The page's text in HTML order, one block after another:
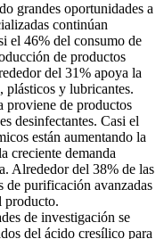
grandes oportunidades a
continúan
el 46% del consumo de
de productos
del 31% apoya la
plásticos y lubricantes.
proviene de productos
desinfectantes. Casi el
están aumentando la
creciente demanda
Alrededor del 38% de las
de purificación avanzadas
producto.
de investigación se
del ácido cresílico para